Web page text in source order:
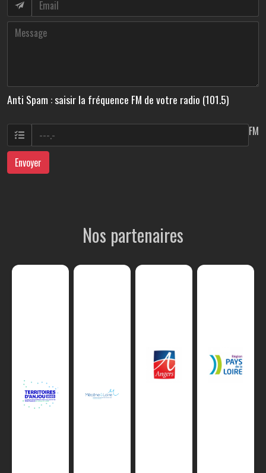
Anti Spam : saisir la fréquence FM de votre radio (101.5)
FM
Envoyer
Nos partenaires